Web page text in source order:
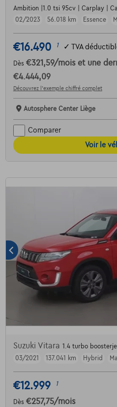
Ambition |1.0 tsi 95cv | Carplay |
02/2023
56.018 km Essence
€16.490 1 ✓ TVA
Dès €321,59/mois et une
€4.444,09
Découvrez l’exemple chiffré complet
Autosphere Center Liège
Comparer
Voir le
Suzuki Vitara 1.4 turbo
03/2021
137.041 km Hybrid
€12.999 1
Dès €257,75/mois